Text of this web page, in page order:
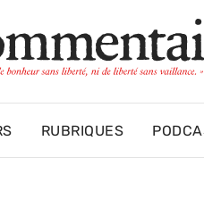
RUBRIQUES